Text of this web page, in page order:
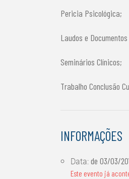
Pericia Psicológica;
Laudos e
Seminários Clínicos;
Trabalho Conclusão
INFORMAÇÕES
Data:de03/03/
Este evento já